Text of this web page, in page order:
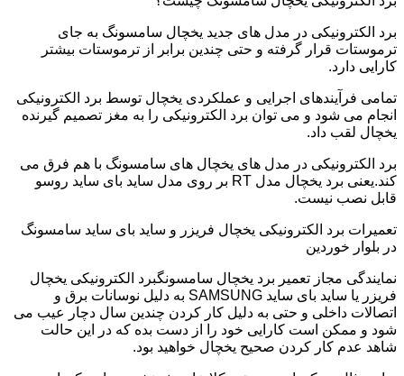
برد الکترونیکی در مدل های جدید یخچال سامسونگ به جای
ترموستات قرار گرفته و حتی چندین برابر از ترموستات بیشتر
کارایی دارد.
تمامی فرآیندهای اجرایی و عملکردی یخچال توسط برد الکترونیکی
انجام می شود و می توان برد الکترونیکی را به مغز تصمیم گیرنده
یخچال لقب داد.
برد الکترونیکی در مدل های یخچال های سامسونگ با هم فرق می
کند.یعنی برد یخچال مدل RT بر روی مدل ساید بای ساید روسو
قابل نصب نیست.
تعمیرات برد الکترونیکی یخچال فریزر و ساید بای ساید سامسونگ
در بلوار خوردین
نمایندگی مجاز تعمیر برد یخچال سامسونگبرد الکترونیکی یخچال
فریزر یا ساید بای ساید SAMSUNG به دلیل نوسانات برق و
اتصالات داخلی و حتی به دلیل کار کردن چندین سال دچار عیب می
شود و ممکن است کارایی خود را از دست بده که در این حالت
شاهد عدم کار کردن صحیح یخچال خواهید بود.